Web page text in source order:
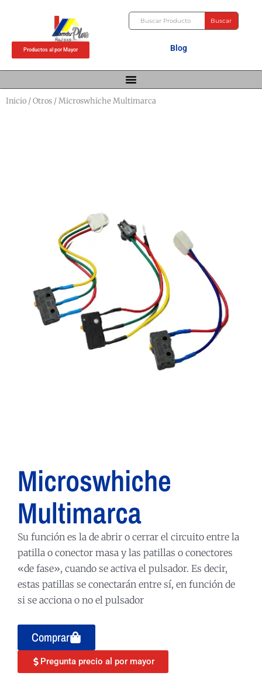
Buscar Buscar
Productos al por Mayor Blog
Inicio /Otros / Microswhiche Multimarca
Microswhiche
Multimarca
Su función es la de abrir o cerrar el circuito entre la
patilla o conector masa y las patillas o conectores
«de fase», cuando se activa el pulsador. Es decir,
estas patillas se conectarán entre sí, en función de
si se acciona o no el pulsador
Comprar
Pregunta precio al por mayor